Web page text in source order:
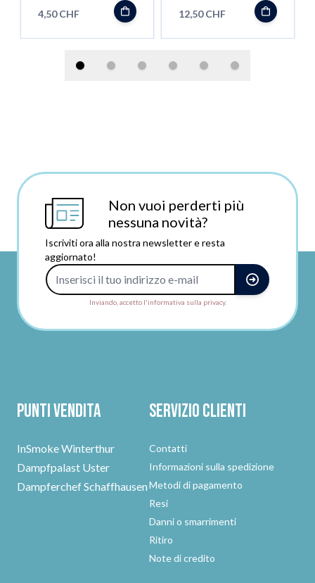
4,50 CHF 12,50 CHF
Non vuoi perderti più
nessuna novità?
Iscriviti ora alla nostra newsletter e resta
aggiornato!
Inviando, accetto l'informativa sulla privacy.
Punti vendita
InSmoke Winterthur
Dampfpalast Uster
Dampferchef Schaffhausen
Servizio clienti
Contatti
Informazioni sulla spedizione
Metodi di pagamento
Resi
Danni o smarrimenti
Ritiro
Note di credito